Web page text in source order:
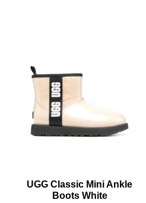
UGG Classic Mini Ankle
Boots White